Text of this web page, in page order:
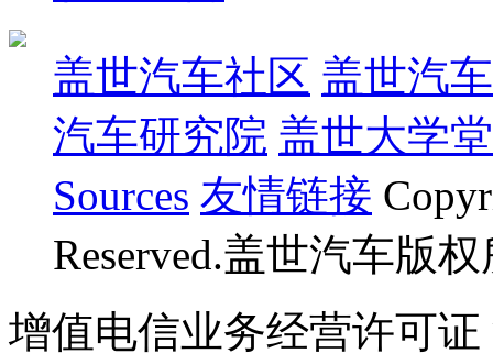
盖世汽车社区 盖世汽
汽车研究院 盖世大学堂
Sources 友情链接
Reserved.盖世汽车版
增值电信业务经营许可证